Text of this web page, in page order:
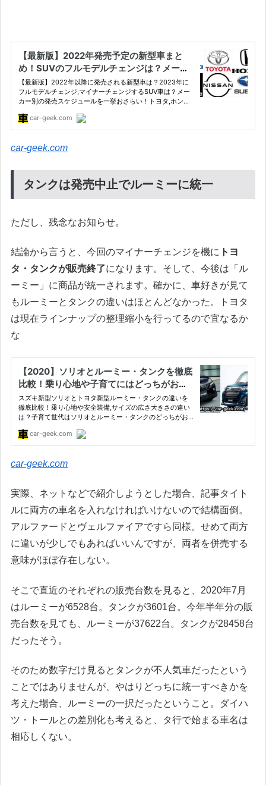
car-geek.com
タンクは発売中止でルーミーに統一
ただし、残念なお知らせ。
結論から言うと、今回のマイナーチェンジを機に トヨ
タ・タンクが販売終了になります。そして、今後は「ル
ーミー」に商品が統一されます。確かに、車好きが見て
もルーミーとタンクの違いはほとんどなかった。トヨタ
は現在ラインナップの整理縮小を行ってるので宜なるか
な
car-geek.com
実際、ネットなどで紹介しようとした場合、記事タイト
ルに両方の車名を入れなければいけないので結構面倒。
アルファードとヴェルファイアですら同様。せめて両方
に違いが少しでもあればいいんですが、両者を併売する
意味がほぼ存在しない。
そこで直近のそれぞれの販売台数を見ると、2020年7月
はルーミーが6528台。タンクが3601台。今年半年分の販
売台数を見ても、ルーミーが37622台。タンクが28458台
だったそう。
そのため数字だけ見るとタンクが不人気車だったという
ことではありませんが、やはりどっちに統一すべきかを
考えた場合、ルーミーの一択だったということ。ダイハ
ツ・トールとの差別化も考えると、タ行で始まる車名は
相応しくない。